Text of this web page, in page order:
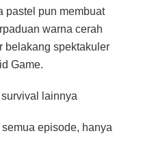
pastel pun membuat
warna cerah
belakang spektakuler
Game.
lainnya
episode, hanya